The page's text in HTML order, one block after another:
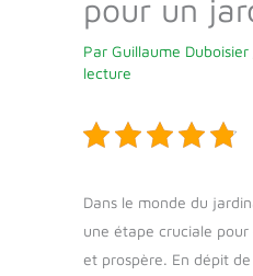
pour un
Par Guillaume Duboisier
lecture
Dans le monde du
une étape cruciale
et prospère. En dépit